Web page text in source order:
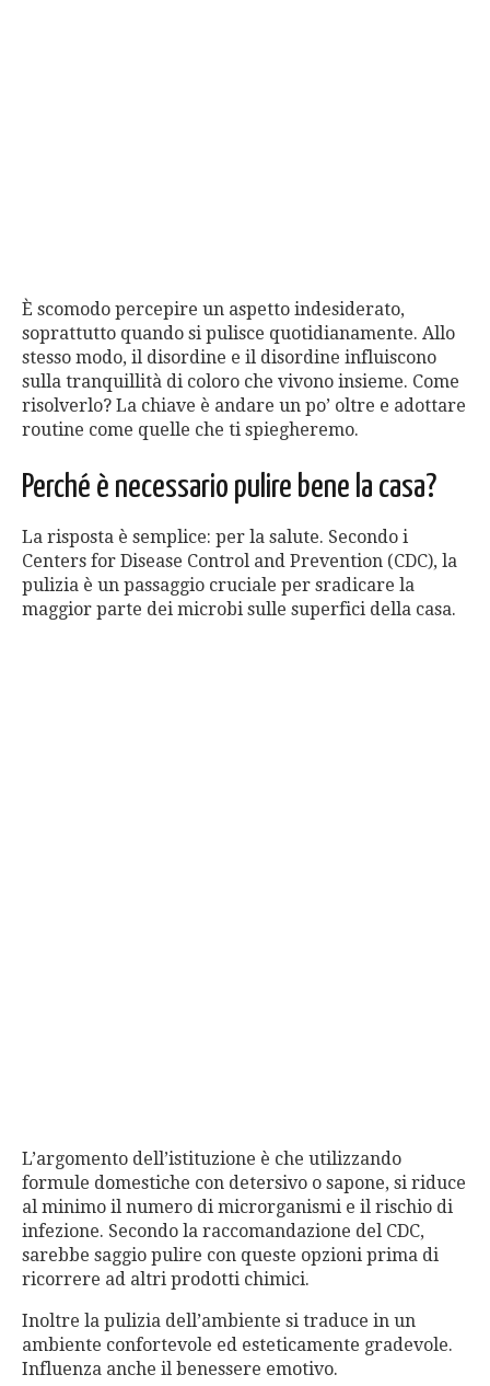
È scomodo percepire un aspetto indesiderato,
soprattutto quando si pulisce quotidianamente. Allo
stesso modo, il disordine e il disordine influiscono
sulla tranquillità di coloro che vivono insieme. Come
risolverlo? La chiave è andare un po’ oltre e adottare
routine come quelle che ti spiegheremo.
Perché è necessario pulire bene la casa?
La risposta è semplice: per la salute. Secondo i
Centers for Disease Control and Prevention (CDC), la
pulizia è un passaggio cruciale per sradicare la
maggior parte dei microbi sulle superfici della casa.
L’argomento dell’istituzione è che utilizzando
formule domestiche con detersivo o sapone, si riduce
al minimo il numero di microrganismi e il rischio di
infezione. Secondo la raccomandazione del CDC,
sarebbe saggio pulire con queste opzioni prima di
ricorrere ad altri prodotti chimici.
Inoltre la pulizia dell’ambiente si traduce in un
ambiente confortevole ed esteticamente gradevole.
Influenza anche il benessere emotivo.